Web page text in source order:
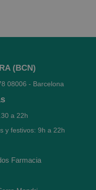
(BCN)
08006 - Barcelona
a 22h
y festivos: 9h a 22h
Farmacia